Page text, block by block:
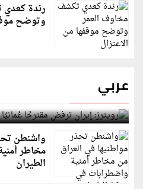
رندة
وتوضح
عربي
رويترز: إيران ترفض مقترحًا
لمضيق هرمز
واشنطن
مخاطر
الطيران